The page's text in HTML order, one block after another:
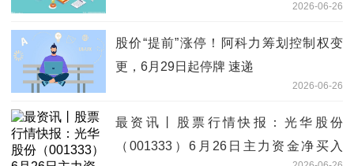
2026-06-26
股价“提前”涨停！阿科力筹划控制权变
更，6月29日起停牌 速递
2026-06-26
最资讯丨股票行情快报：光华股份
（001333）6月26日主力资金净买入